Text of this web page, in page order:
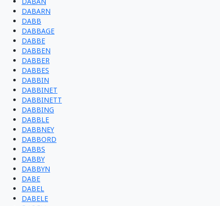
DABARN
DABB
DABBAGE
DABBE
DABBEN
DABBER
DABBES
DABBIN
DABBINET
DABBINETT
DABBING
DABBLE
DABBNEY
DABBORD
DABBS
DABBY
DABBYN
DABE
DABEL
DABELE